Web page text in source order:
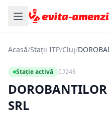
Acasă/Stații ITP/Cluj/
Stație activă CJ246
DOROBANTILOR
SRL